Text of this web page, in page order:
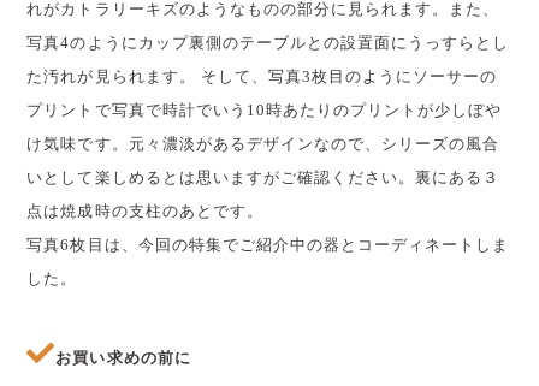
れがカトラリーキズのようなものの部分に見られます。また、
写真4のようにカップ裏側のテーブルとの設置面にうっすらとし
た汚れが見られます。 そして、写真3枚目のようにソーサーの
プリントで写真で時計でいう10時あたりのプリントが少しぼや
け気味です。元々濃淡があるデザインなので、シリーズの風合
いとして楽しめるとは思いますがご確認ください。裏にある３
点は焼成時の支柱のあとです。
写真6枚目は、今回の特集でご紹介中の器とコーディネートしま
した。
お買い求めの前に